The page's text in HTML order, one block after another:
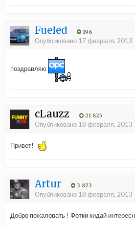
Fueled 196
Опубликовано 17 февраля, 2013
поздравляю
cLauzz 21 825
Опубликовано 18 февраля, 2013
Привет!
Аrtur 3 873
Опубликовано 18 февраля, 2013
Добро пожаловать ! Фотки кидай